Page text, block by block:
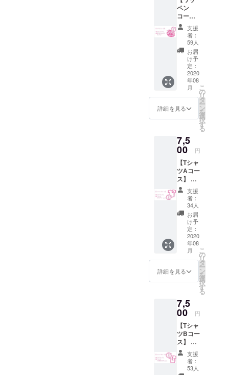
ロゴは
どちら
もイエ
ローで
す。
ページ/
フルカ
ラー）
（送料
込みの
価格で
す）
ペン
コー
ス】 ・
香坂き
のオリ
ジナル
CDアル
バム
「イメ
ロロギ
オ」 1
枚 ・も
けん
ちゅロ
（サイ
ズ直径9
㎝/背面
マジッ
クテー
プ式）
（送料
込みの
価格で
す）
支援
者：
59人
お届
け予
定：
2020
年08
月
詳細を見る
こ
の
リ
タ
ー
ン
を
選
択
す
る
7,5
00 円
【Tシャ
ツAコー
ス】 ・
香坂き
のオリ
ジナル
CDアル
バム
「イメ
ロロギ
オ」 1
枚 ・T
シャツ
（ミリ
タリー
込みの
価格で
す） ※T
シャツ
のサイ
ズはS、
M、L、
XL、
XXL、
支援
者：
34人
お届
け予
定：
2020
年08
月
詳細を見る
こ
の
リ
タ
ー
ン
を
選
択
す
る
7,5
00 円
【Tシャ
ツBコー
ス】 ・
香坂き
のオリ
ジナル
支援
者：
53人